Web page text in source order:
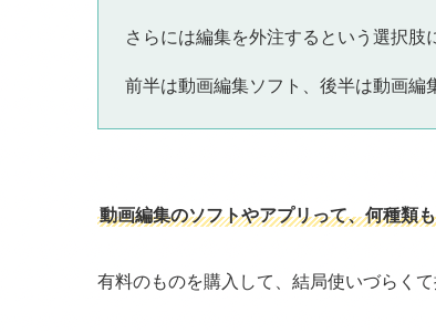
さらには編集を外注するという選択肢
前半は動画編集ソフト、後半は動画編
動画編集のソフトやアプリって、何種類
有料のものを購入して、結局使いづらく